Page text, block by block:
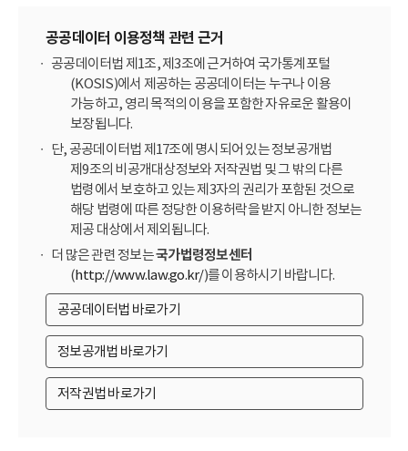
공공데이터 이용정책 관련 근거
공공데이터법 제1조, 제3조에 근거하여 국가통계포털
(KOSIS)에서 제공하는 공공데이터는 누구나 이용
가능하고, 영리 목적의 이용을 포함한 자유로운 활용이
보장됩니다.
단, 공공데이터법 제17조에 명시되어 있는 정보공개법
제9조의 비공개대상정보와 저작권법 및 그 밖의 다른
법령에서 보호하고 있는 제3자의 권리가 포함된 것으로
해당 법령에 따른 정당한 이용허락을 받지 아니한 정보는
제공 대상에서 제외됩니다.
더 많은 관련 정보는국가법령정보센터
(http://www.law.go.kr/)를 이용하시기 바랍니다.
공공데이터법 바로가기
정보공개법 바로가기
저작권법 바로가기